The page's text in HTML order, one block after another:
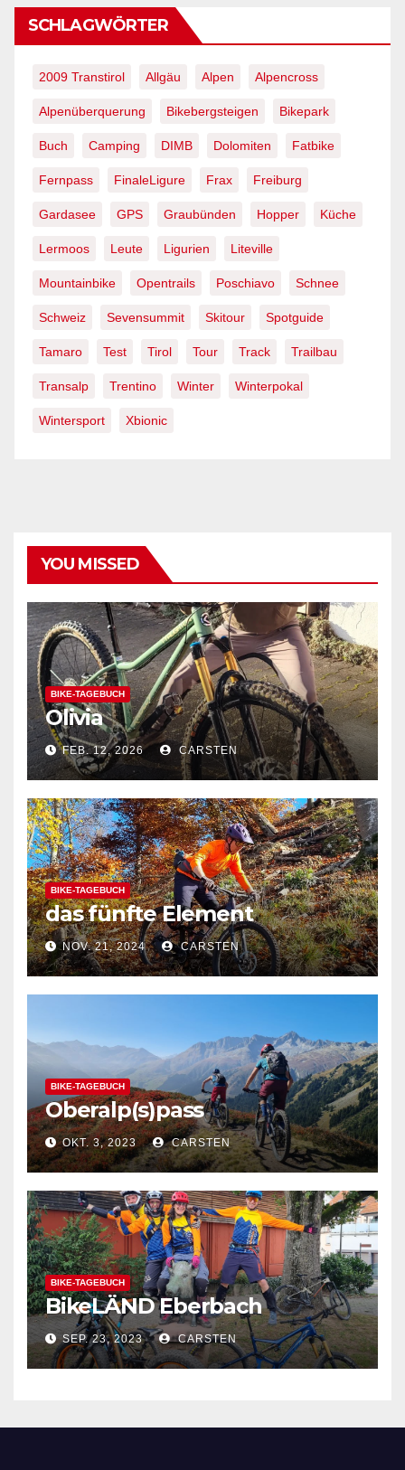
SCHLAGWÖRTER
2009 Transtirol Allgäu Alpen Alpencross
Alpenüberquerung Bikebergsteigen Bikepark
Buch Camping DIMB Dolomiten Fatbike
Fernpass FinaleLigure Frax Freiburg
Gardasee GPS Graubünden Hopper Küche
Lermoos Leute Ligurien Liteville
Mountainbike Opentrails Poschiavo Schnee
Schweiz Sevensummit Skitour Spotguide
Tamaro Test Tirol Tour Track Trailbau
Transalp Trentino Winter Winterpokal
Wintersport Xbionic
YOU MISSED
BIKE-TAGEBUCH
Olivia
FEB. 12, 2026 CARSTEN
BIKE-TAGEBUCH
das fünfte Element
NOV. 21, 2024 CARSTEN
BIKE-TAGEBUCH
Oberalp(s)pass
OKT. 3, 2023 CARSTEN
BIKE-TAGEBUCH
BikeLÄND Eberbach
SEP. 23, 2023 CARSTEN